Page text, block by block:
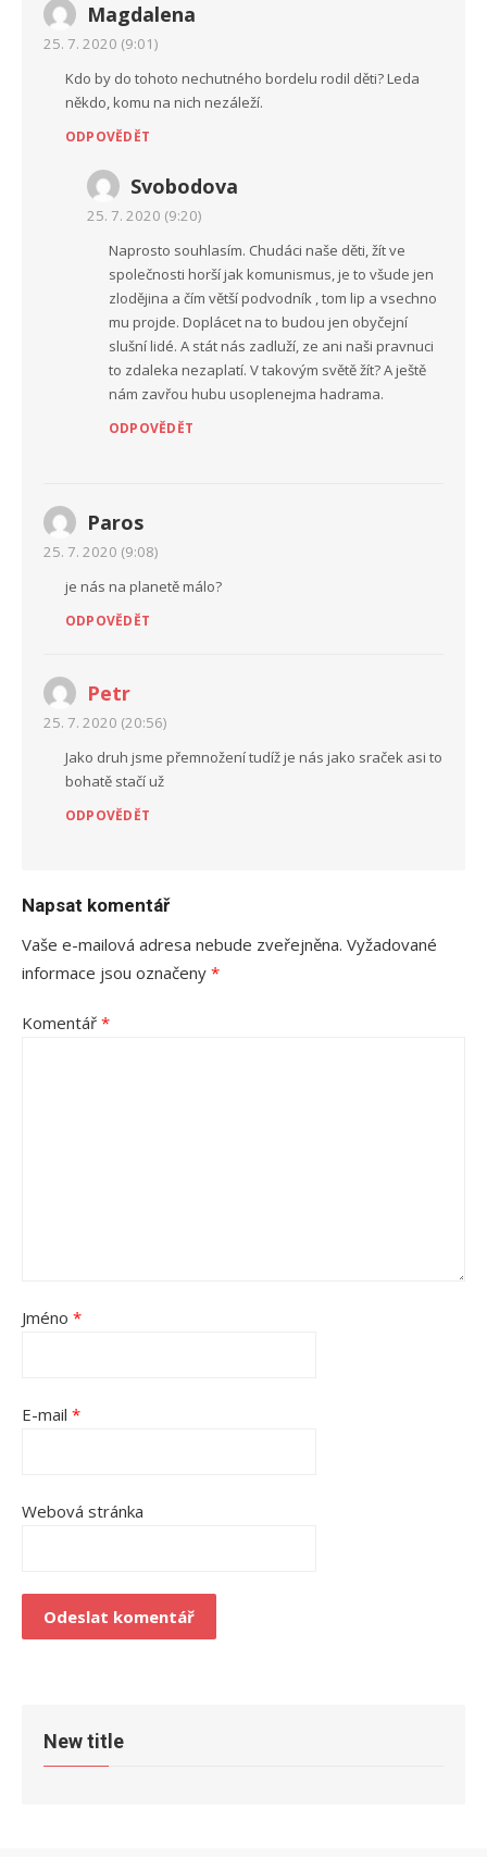
Magdalena
25. 7. 2020 (9:01)
Kdo by do tohoto nechutného bordelu rodil děti? Leda
někdo, komu na nich nezáleží.
ODPOVĚDĚT
Svobodova
25. 7. 2020 (9:20)
Naprosto souhlasím. Chudáci naše děti, žít ve
společnosti horší jak komunismus, je to všude jen
zlodějina a čím větší podvodník , tom lip a vsechno
mu projde. Doplácet na to budou jen obyčejní
slušní lidé. A stát nás zadluží, ze ani naši pravnuci
to zdaleka nezaplatí. V takovým světě žít? A ještě
nám zavřou hubu usoplenejma hadrama.
ODPOVĚDĚT
Paros
25. 7. 2020 (9:08)
je nás na planetě málo?
ODPOVĚDĚT
Petr
25. 7. 2020 (20:56)
Jako druh jsme přemnožení tudíž je nás jako sraček asi to
bohatě stačí už
ODPOVĚDĚT
Napsat komentář
Vaše e-mailová adresa nebude zveřejněna. Vyžadované
informace jsou označeny *
Komentář *
Jméno *
E-mail *
Webová stránka
New title